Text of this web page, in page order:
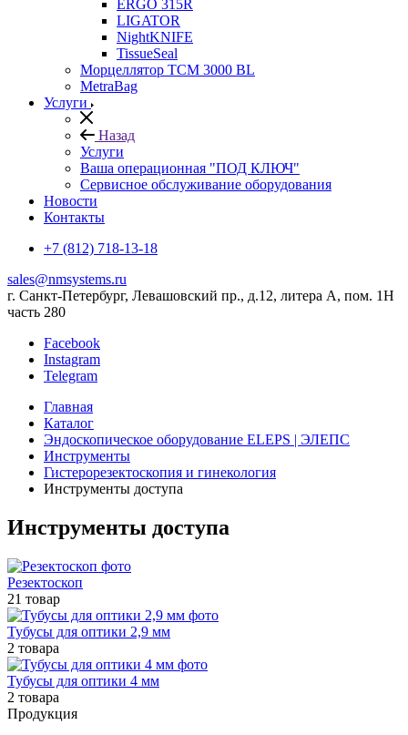
ERGO 315R
LIGATOR
NightKNIFE
TissueSeal
Морцеллятор ТСМ 3000 BL
MetraBag
Услуги
Назад
Услуги
Ваша операционная "ПОД КЛЮЧ"
Сервисное обслуживание оборудования
Новости
Контакты
+7 (812) 718-13-18
sales@nmsystems.ru
г. Санкт-Петербург, Левашовский пр., д.12, литера А, пом. 1Н
часть 280
Facebook
Instagram
Telegram
Главная
Каталог
Эндоскопическое оборудование ELEPS | ЭЛЕПС
Инструменты
Гистерорезектоскопия и гинекология
Инструменты доступа
Инструменты доступа
Резектоскоп
21 товар
Тубусы для оптики 2,9 мм
2 товара
Тубусы для оптики 4 мм
2 товара
Продукция